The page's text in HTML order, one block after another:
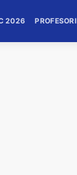
2026 PROFESORI